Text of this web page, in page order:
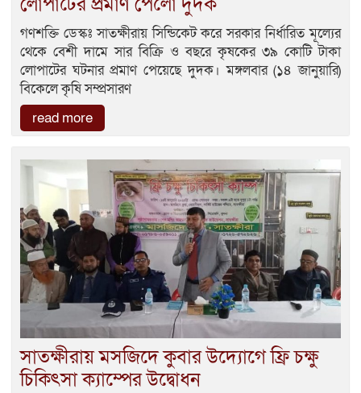
গণশক্তি ডেস্কঃ সাতক্ষীরায় সিন্ডিকেট করে সরকার নির্ধারিত মূল্যের
থেকে বেশী দামে সার বিক্রি ও বছরে কৃষকের ৩৯ কোটি টাকা
লোপাটের ঘটনার প্রমাণ পেয়েছে দুদক। মঙ্গলবার (১৪ জানুয়ারি)
বিকেলে কৃষি সম্প্রসারণ
read more
সাতক্ষীরায় মসজিদে কুবার উদ্যোগে ফ্রি চক্ষু
চিকিৎসা ক্যাম্পের উদ্বোধন